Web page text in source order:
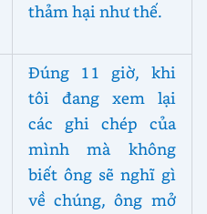
thảm hại như thế.
Đúng 11 giờ, khi
tôi đang xem lại
các ghi chép của
mình mà không
biết ông sẽ nghĩ gì
về chúng, ông mở